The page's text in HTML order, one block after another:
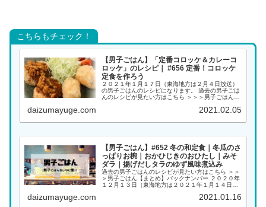
こちらもチェック！
【男子ごはん】「定番コロッケ＆カレーコ
ロッケ」のレシピ｜ #656 定番！コロッケ
定食を作ろう
２０２１年１月１７日（東海地方は２月４日放送）
の男子ごはんのレシピになります。 過去の男子ごは
んのレシピが見たい方はこちら ＞＞＞男子ごはん
ロッケ 定番コロッケのタネにカレー粉とウスターソ
daizumayuge.com 2021.02.05
【男子ごはん】#652 冬の和定食｜冬瓜のさ
っぱりお椀｜おかひじきのおひたし｜みそ
ダラ｜揚げだしタラのゆず風味煮込み
過去の男子ごはんのレシピが見たい方はこちら ＞＞
＞男子ごはん【まとめ】バックナンバー ２０２０年
１２月１３日（東海地方は２０２１年１月１４日放
揚げだしタラのゆず風味煮込み すし酢で爽やか...
daizumayuge.com 2021.01.16